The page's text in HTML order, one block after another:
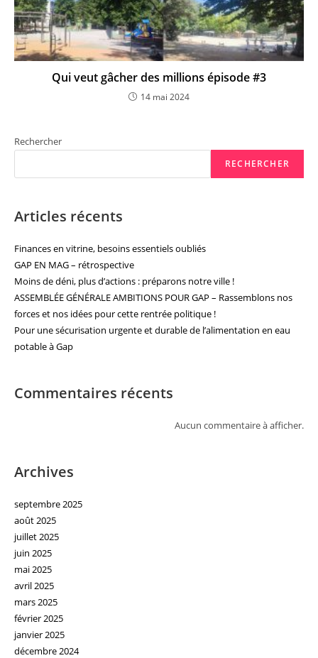
Qui veut gâcher des millions épisode #3
14 mai 2024
Rechercher
RECHERCHER
Articles récents
Finances en vitrine, besoins essentiels oubliés
GAP EN MAG – rétrospective
Moins de déni, plus d’actions : préparons notre ville !
ASSEMBLÉE GÉNÉRALE AMBITIONS POUR GAP – Rassemblons nos
forces et nos idées pour cette rentrée politique !
Pour une sécurisation urgente et durable de l’alimentation en eau
potable à Gap
Commentaires récents
Aucun commentaire à afficher.
Archives
septembre 2025
août 2025
juillet 2025
juin 2025
mai 2025
avril 2025
mars 2025
février 2025
janvier 2025
décembre 2024